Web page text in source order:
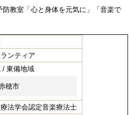
教室「心と身体を元気に」「音楽で
ンティア
/ 東備地域
穂市
法学会認定音楽療法士